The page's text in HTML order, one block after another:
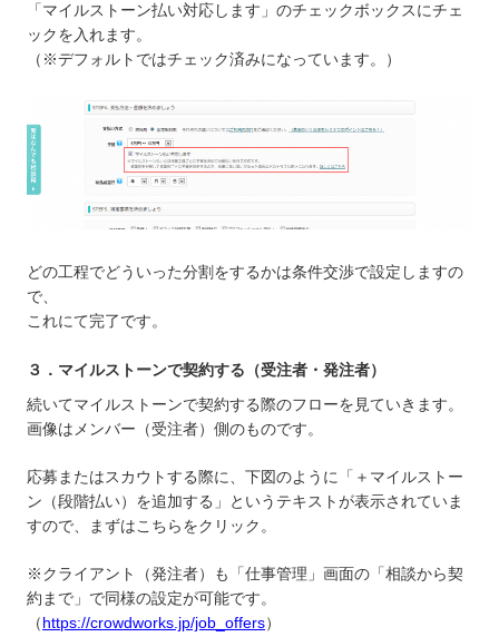
「マイルストーン払い対応します」のチェックボックスにチェ
ックを入れます。
（※デフォルトではチェック済みになっています。）
どの工程でどういった分割をするかは条件交渉で設定しますの
で、
これにて完了です。
３．マイルストーンで契約する（受注者・発注者）
続いてマイルストーンで契約する際のフローを見ていきます。
画像はメンバー（受注者）側のものです。
応募またはスカウトする際に、下図のように「＋マイルストー
ン（段階払い）を追加する」というテキストが表示されていま
すので、まずはこちらをクリック。
※クライアント（発注者）も「仕事管理」画面の「相談から契
約まで」で同様の設定が可能です。
（https://crowdworks.jp/job_offers）